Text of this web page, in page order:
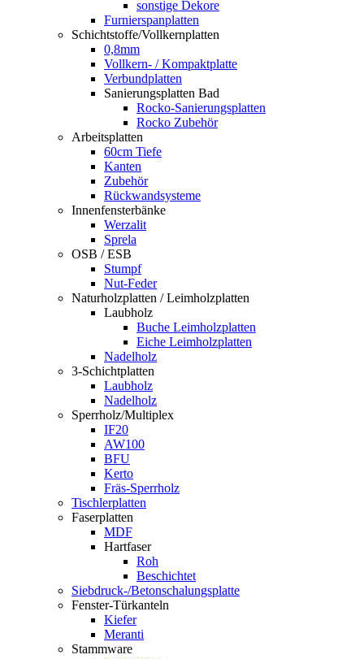
sonstige Dekore
Furnierspanplatten
Schichtstoffe/Vollkernplatten
0,8mm
Vollkern- / Kompaktplatte
Verbundplatten
Sanierungsplatten Bad
Rocko-Sanierungsplatten
Rocko Zubehör
Arbeitsplatten
60cm Tiefe
Kanten
Zubehör
Rückwandsysteme
Innenfensterbänke
Werzalit
Sprela
OSB / ESB
Stumpf
Nut-Feder
Naturholzplatten / Leimholzplatten
Laubholz
Buche Leimholzplatten
Eiche Leimholzplatten
Nadelholz
3-Schichtplatten
Laubholz
Nadelholz
Sperrholz/Multiplex
IF20
AW100
BFU
Kerto
Fräs-Sperrholz
Tischlerplatten
Faserplatten
MDF
Hartfaser
Roh
Beschichtet
Siebdruck-/Betonschalungsplatte
Fenster-Türkanteln
Kiefer
Meranti
Stammware